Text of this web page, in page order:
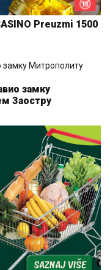
Preuzmi 1500
замку
Заостру